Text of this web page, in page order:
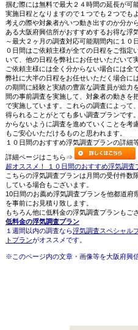
掴む際には無料で最大２４時間の延長が可
実施日程となりますので１つでも２つでも
考えの際や対象者がいつ動き出すのか分か
ある大阪府興信所がおすすめするお得な浮
～最大２ヶ月の調査対応可能期間内に１０
０日間はご依頼主様が全ての日程をご指定
いて、他の日程を弊社にお任せいただいて
ご依頼主様には全く分からない場合には全
弊社に大半の日程をお任せいただく場合に
の期間に経験と実績の豊富な調査員が総力
間の事前調査を実施して、対象者の動きを
で実施しています。これらの調査によって
得られることがとても多い調査プランです
からないように調査を進めていくことを考
もご安心いただけるものと思われます。
１０日間のおすすめ浮気調査プランの詳細
詳細ページはこちら⇒
超オススメ！ １０日間のおすすめ浮気調査
こちらの浮気調査プランは月間の受付件数
している場合もございます。
10日間のお薦め浮気調査プランを他都道
を事前にお見積り致します。
もちろん他に低料金の浮気調査プランも
低料金の浮気調査プラン
１週間以内の調査なら浮気調査スペシャル
トプランがオススメです。
※このページ内の文章・画像等を大阪府興